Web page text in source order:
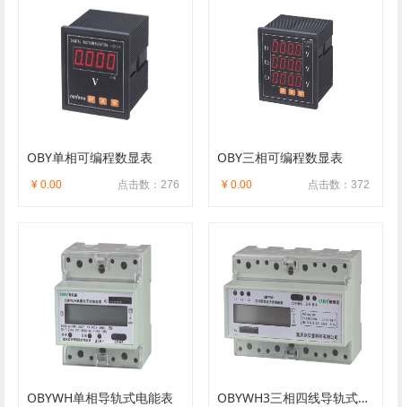
OBY单相可编程数显表
点击数：276
¥ 0.00
OBY三相可编程数显表
点击数：372
¥ 0.00
OBYWH单相导轨式电能表 OBYWH3三相四线导轨式电能表